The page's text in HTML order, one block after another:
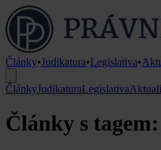
Články•Judikatura•Legislativa•
ČlánkyJudikaturaLegislativa
Články s